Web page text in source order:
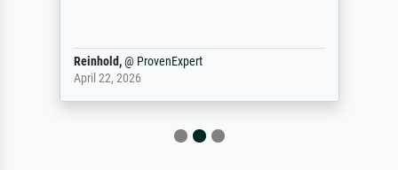
Reinhold,@ ProvenExpert
April 22, 2026